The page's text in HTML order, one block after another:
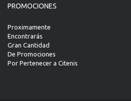
PROMOCIONES
Proximamente
Encontrarás
Gran Cantidad
De Promociones
Por Pertenecer a Citenis